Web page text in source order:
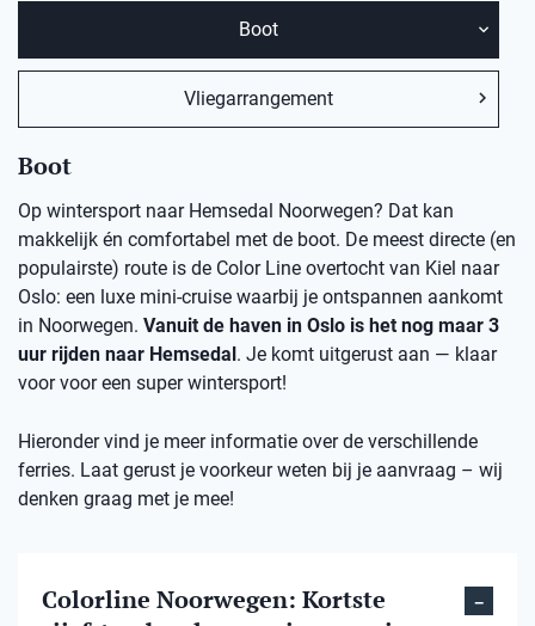
Boot
Vliegarrangement
Boot
Op wintersport naar Hemsedal Noorwegen? Dat kan
makkelijk én comfortabel met de boot. De meest directe (en
populairste) route is de Color Line overtocht van Kiel naar
Oslo: een luxe mini-cruise waarbij je ontspannen aankomt
in Noorwegen. Vanuit de haven in Oslo is het nog maar 3
uur rijden naar Hemsedal. Je komt uitgerust aan — klaar
voor voor een super wintersport!
Hieronder vind je meer informatie over de verschillende
ferries. Laat gerust je voorkeur weten bij je aanvraag – wij
denken graag met je mee!
Colorline Noorwegen: Kortste